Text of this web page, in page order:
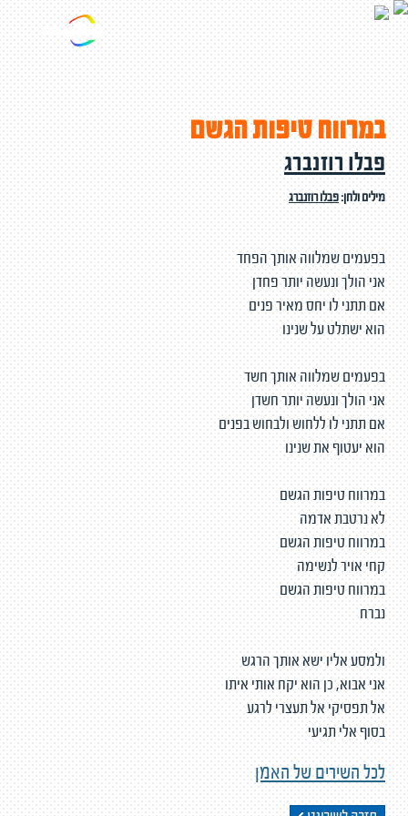
במרווח טיפות הגשם
פבלו רוזנברג
מילים ולחן:פבלו רוזנברג
בפעמים שמלווה אותך הפחד
אני הולך ונעשה יותר פחדן
אם תתני לו יחס מאיר פנים
הוא ישתלט על שנינו
בפעמים שמלווה אותך חשד
אני הולך ונעשה יותר חשדן
אם תתני לו ללחוש ולבחוש בפנים
הוא יעטוף את שנינו
במרווח טיפות הגשם
לא נרטבת אדמה
במרווח טיפות הגשם
קחי אויר לנשימה
במרווח טיפות הגשם
נברח
ולמסע אליו ישא אותך הרגש
אני אבוא, כן הוא יקח אותי איתו
אל תפסיקי אל תעצרי לרגע
בסוף אלי תגיעי
לכל השירים של האמן